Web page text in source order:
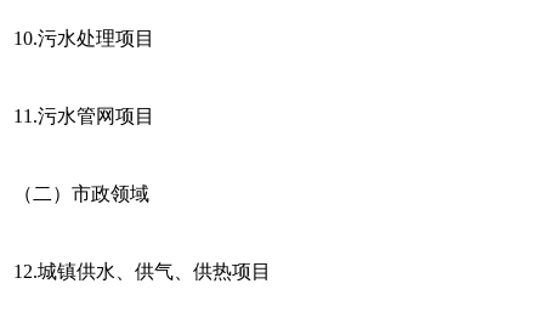
10.污水处理项目
11.污水管网项目
（二）市政领域
12.城镇供水、供气、供热项目